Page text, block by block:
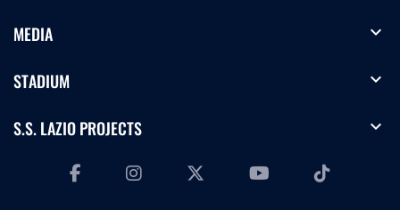
MEDIA expand_more
STADIUM expand_more
S.S. LAZIO PROJECTS expand_more